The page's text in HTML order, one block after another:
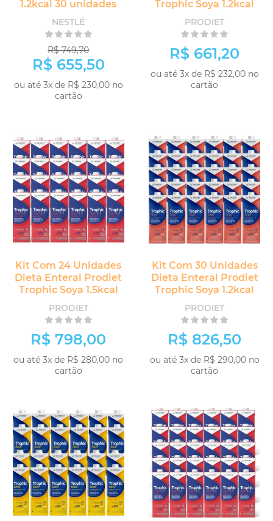
1.2kcal 30 unidades
NESTLÉ
R$ 749,70
R$ 655,50
ou até 3x de R$ 230,00 no
cartão
Trophic Soya 1.2kcal
PRODIET
R$ 661,20
ou até 3x de R$ 232,00 no
cartão
Kit Com 24 Unidades
Dieta Enteral Prodiet
Trophic Soya 1.5kcal
PRODIET
R$ 798,00
ou até 3x de R$ 280,00 no
cartão
Kit Com 30 Unidades
Dieta Enteral Prodiet
Trophic Soya 1.2kcal
PRODIET
R$ 826,50
ou até 3x de R$ 290,00 no
cartão